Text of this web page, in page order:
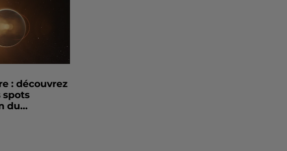
: découvrez
spots
du...